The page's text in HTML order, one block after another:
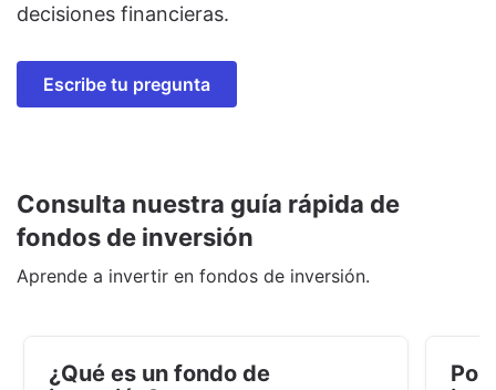
decisiones financieras.
Escribe tu pregunta
Consulta nuestra guía rápida de
fondos de inversión
Aprende a invertir en fondos de inversión.
¿Qué es un fondo de
Por